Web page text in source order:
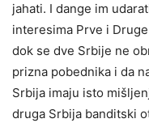
jahati. I dange im
interesima Prve i
dok se dve Srbije ne
prizna pobednika i da
Srbija imaju isto
druga Srbija banditski